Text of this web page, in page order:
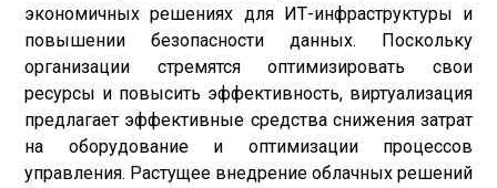
экономичных решениях для ИТ-инфраструктуры и
повышении безопасности данных. Поскольку
организации стремятся оптимизировать свои
ресурсы и повысить эффективность, виртуализация
предлагает эффективные средства снижения затрат
на оборудование и оптимизации процессов
управления. Растущее внедрение облачных решений